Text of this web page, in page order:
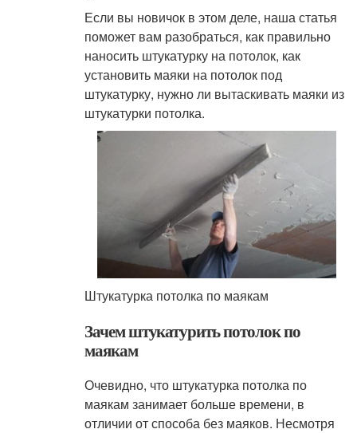
Если вы новичок в этом деле, наша статья
поможет вам разобраться, как правильно
наносить штукатурку на потолок, как
установить маяки на потолок под
штукатурку, нужно ли вытаскивать маяки из
штукатурки потолка.
Штукатурка потолка по маякам
Зачем штукатурить потолок по
маякам
Очевидно, что штукатурка потолка по
маякам занимает больше времени, в
отличии от способа без маяков. Несмотря